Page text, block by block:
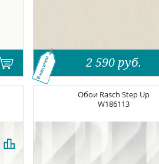
2 590 руб.
В наличии
Обои Rasch Step Up
W186113